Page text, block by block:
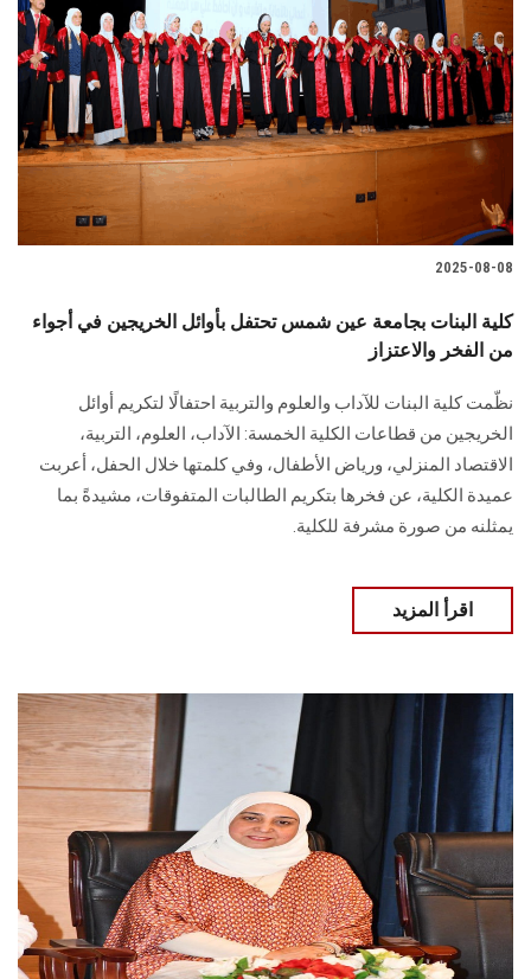
2025-08-08
كلية البنات بجامعة عين شمس تحتفل بأوائل الخريجين في أجواء
من الفخر والاعتزاز
نظّمت كلية البنات للآداب والعلوم والتربية احتفالًا لتكريم أوائل
الخريجين من قطاعات الكلية الخمسة: الآداب، العلوم، التربية،
الاقتصاد المنزلي، ورياض الأطفال، وفي كلمتها خلال الحفل، أعربت
عميدة الكلية، عن فخرها بتكريم الطالبات المتفوقات، مشيدةً بما
يمثلنه من صورة مشرفة للكلية.
اقرأ المزيد